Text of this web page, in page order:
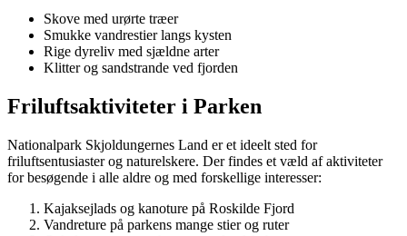
Skove med urørte træer
Smukke vandrestier langs kysten
Rige dyreliv med sjældne arter
Klitter og sandstrande ved fjorden
Friluftsaktiviteter i Parken
Nationalpark Skjoldungernes Land er et ideelt sted for
friluftsentusiaster og naturelskere. Der findes et væld af aktiviteter
for besøgende i alle aldre og med forskellige interesser:
Kajaksejlads og kanoture på Roskilde Fjord
Vandreture på parkens mange stier og ruter